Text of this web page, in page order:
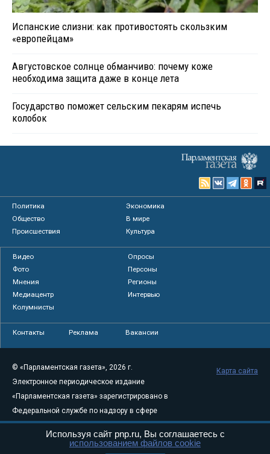
Испанские слизни: как противостоять скользким
«европейцам»
Августовское солнце обманчиво: почему коже
необходима защита даже в конце лета
Государство поможет сельским пекарям испечь
колобок
Политика
Экономика
Общество
В мире
Происшествия
Культура
Видео
Опросы
Фото
Персоны
Мнения
Регионы
Медиацентр
Интервью
Колумнисты
Контакты Реклама Вакансии
© «Парламентская газета», 2026 г.
Электронное периодическое издание
«Парламентская газета» зарегистрировано в
Федеральной службе по надзору в сфере
связи, информационных технологий и
массовых коммуникаций (Роскомнадзор) 05
Карта сайта
Используя сайт pnp.ru, Вы соглашаетесь с
использованием файлов cookie